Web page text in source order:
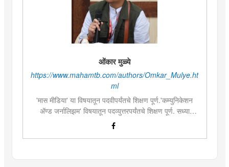
ओंकार मुळ्ये
https://www.mahamtb.com/authors/Omkar_Mulye.ht
ml
'मास मीडिया' या विषयातून पदवीपर्यंतचे शिक्षण पूर्ण.'कम्युनिकेशन
ॲण्ड जर्नालिझम' विषयातून पदव्युत्तरपर्यंतचे शिक्षण पूर्ण. सध्या
दै.'मुंबई तरुण भारत'मध्ये वेब उपसंपादक म्हणून कार्यरत. लिखाण,
संगीत, वाचन, फोटोग्राफी, इ.ची आवड.लिवोग्राफी भाषाशैलीत विशेष